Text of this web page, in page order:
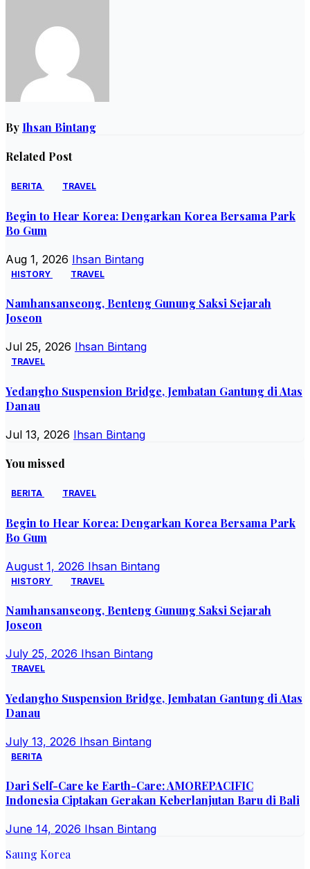
By Ihsan Bintang
Related Post
BERITA TRAVEL
Begin to Hear Korea: Dengarkan Korea Bersama Park
Bo Gum
Aug 1, 2026 Ihsan Bintang
HISTORY TRAVEL
Namhansanseong, Benteng Gunung Saksi Sejarah
Joseon
Jul 25, 2026 Ihsan Bintang
TRAVEL
Yedangho Suspension Bridge, Jembatan Gantung di Atas
Danau
Jul 13, 2026 Ihsan Bintang
You missed
BERITA TRAVEL
Begin to Hear Korea: Dengarkan Korea Bersama Park
Bo Gum
August 1, 2026 Ihsan Bintang
HISTORY TRAVEL
Namhansanseong, Benteng Gunung Saksi Sejarah
Joseon
July 25, 2026 Ihsan Bintang
TRAVEL
Yedangho Suspension Bridge, Jembatan Gantung di Atas
Danau
July 13, 2026 Ihsan Bintang
BERITA
Dari Self-Care ke Earth-Care: AMOREPACIFIC
Indonesia Ciptakan Gerakan Keberlanjutan Baru di Bali
June 14, 2026 Ihsan Bintang
Saung Korea